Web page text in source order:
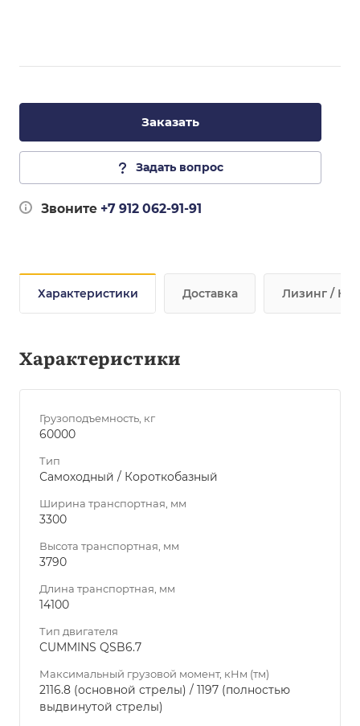
Заказать
Задать вопрос
Звоните +7 912 062-91-91
Характеристики Доставка Лизинг /
Характеристики
Грузоподъемность, кг
60000
Тип
Самоходный / Короткобазный
Ширина транспортная, мм
3300
Высота транспортная, мм
3790
Длина транспортная, мм
14100
Тип двигателя
CUMMINS QSB6.7
Максимальный грузовой момент, кНм (тм)
2116.8 (основной стрелы) / 1197 (полностью
выдвинутой стрелы)